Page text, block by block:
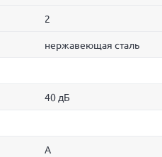
2
нержавеющая сталь
40 дБ
A